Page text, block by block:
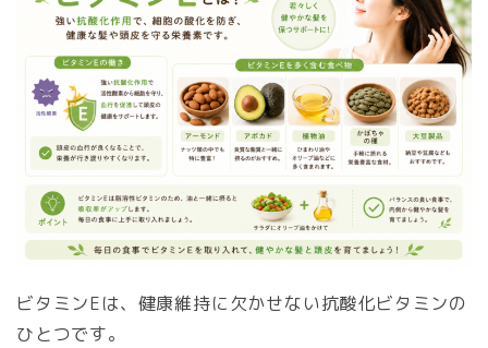
ビタミンEは、健康維持に欠かせない抗酸化ビタミンの
ひとつです。